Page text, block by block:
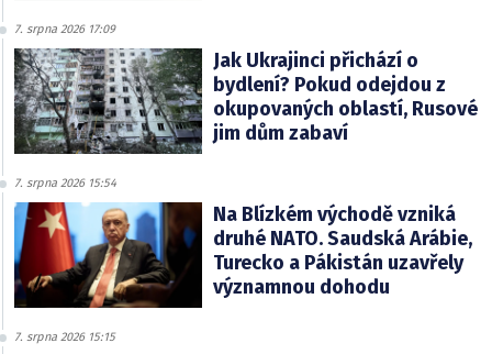
7. srpna 2026 17:09
Jak Ukrajinci přichází o
bydlení? Pokud odejdou z
okupovaných oblastí, Rusové
jim dům zabaví
7. srpna 2026 15:54
Na Blízkém východě vzniká
druhé NATO. Saudská Arábie,
Turecko a Pákistán uzavřely
významnou dohodu
7. srpna 2026 15:15